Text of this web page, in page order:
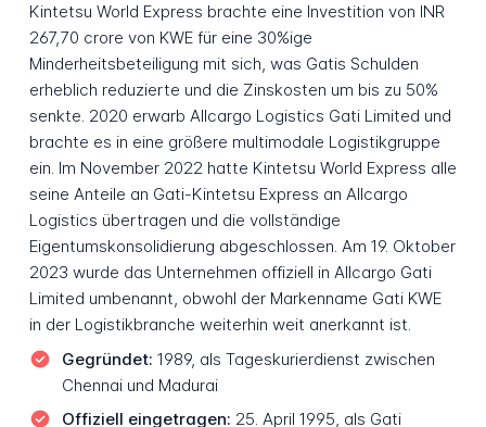
Kintetsu World Express brachte eine Investition von INR
267,70 crore von KWE für eine 30%ige
Minderheitsbeteiligung mit sich, was Gatis Schulden
erheblich reduzierte und die Zinskosten um bis zu 50%
senkte. 2020 erwarb Allcargo Logistics Gati Limited und
brachte es in eine größere multimodale Logistikgruppe
ein. Im November 2022 hatte Kintetsu World Express alle
seine Anteile an Gati-Kintetsu Express an Allcargo
Logistics übertragen und die vollständige
Eigentumskonsolidierung abgeschlossen. Am 19. Oktober
2023 wurde das Unternehmen offiziell in Allcargo Gati
Limited umbenannt, obwohl der Markenname Gati KWE
in der Logistikbranche weiterhin weit anerkannt ist.
Gegründet: 1989, als Tageskurierdienst zwischen
Chennai und Madurai
Offiziell eingetragen: 25. April 1995, als Gati